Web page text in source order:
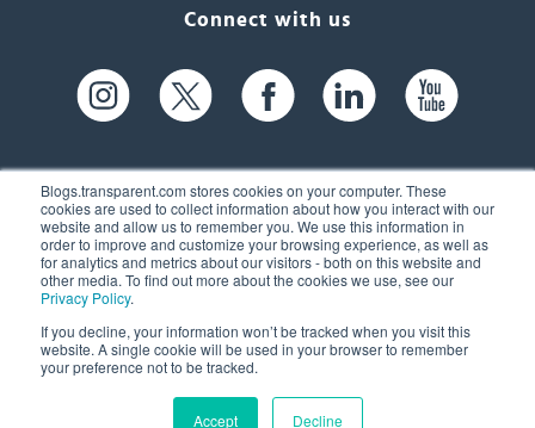
Blogs.transparent.com stores cookies on your computer. These
cookies are used to collect information about how you interact with our
website and allow us to remember you. We use this information in
order to improve and customize your browsing experience, as well as
for analytics and metrics about our visitors - both on this website and
other media. To find out more about the cookies we use, see our
Privacy Policy.
If you decline, your information won’t be tracked when you visit this
website. A single cookie will be used in your browser to remember
your preference not to be tracked.
Accept Decline
Connect with us
61 Spit Brook Rd, Suite 104,
Nashua, NH 03060 USA
(603) 262-6300